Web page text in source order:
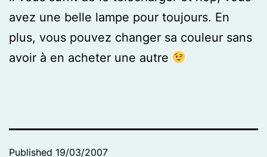
avez une belle lampe pour toujours. En
plus, vous pouvez changer sa couleur sans
avoir à en acheter une autre
Published 19/03/2007